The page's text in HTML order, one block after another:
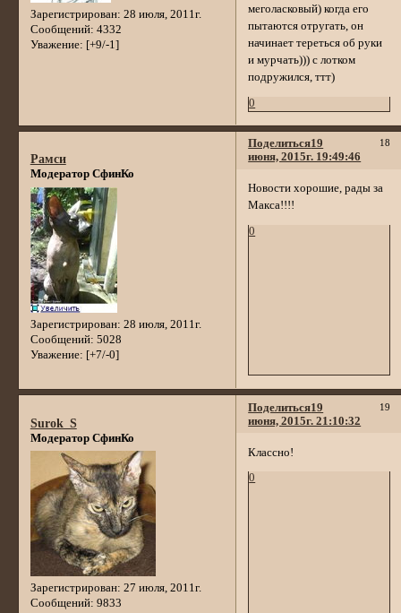
Зарегистрирован: 28 июля, 2011г.
Сообщений: 4332
Уважение: [+9/-1]
меголасковый) когда его
пытаются отругать, он
начинает тереться об руки
и мурчать))) с лотком
подружился, ттт)
0
Поделиться 18
19
июня, 2015г. 19:49:46
Рамси
Модератор СфинКо
Зарегистрирован: 28 июля, 2011г.
Сообщений: 5028
Уважение: [+7/-0]
Новости хорошие, рады за
Макса!!!!
0
Поделиться 19
19
июня, 2015г. 21:10:32
Surok_S
Модератор СфинКо
Зарегистрирован: 27 июля, 2011г.
Сообщений: 9833
Классно!
0